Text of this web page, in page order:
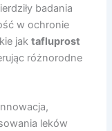
badania
w ochronie
jaktafluprost
różnorodne
leków